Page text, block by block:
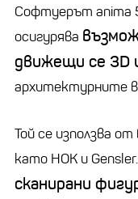
Софтуерът anima
осигурява
движещи се 3D
архитектурните
Той се използва
като HOK и
сканирани